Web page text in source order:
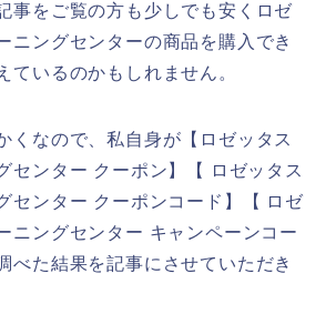
事をご覧の方も少しでも安くロゼ
ニングセンターの商品を購入でき
ているのかもしれません。
くなので、私自身が【ロゼッタス
センター クーポン】【 ロゼッタス
センター クーポンコード】【 ロゼ
ニングセンター キャンペーンコー
べた結果を記事にさせていただき